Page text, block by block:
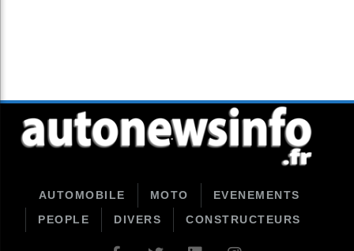
AUTOMOBILE MOTO
EVENEMENTS
PEOPLE
DIVERS CONSTRUCTEURS